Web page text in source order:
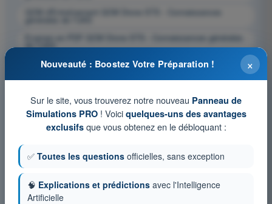
QCM d'Entraînement QCM Drone STS - Connaissances
Examen en PDF QCM Drone STS - Connaissances générales
de l’UAS
×
Nouveauté : Boostez Votre Préparation !
Sur le site, vous trouverez notre nouveau Panneau de
Simulations PRO! Voici quelques-uns des avantages
exclusifsque vous obtenez en le débloquant :
✅ Toutes les questions officielles, sans exception
🧠 Explications et prédictions avec l'Intelligence
Artificielle